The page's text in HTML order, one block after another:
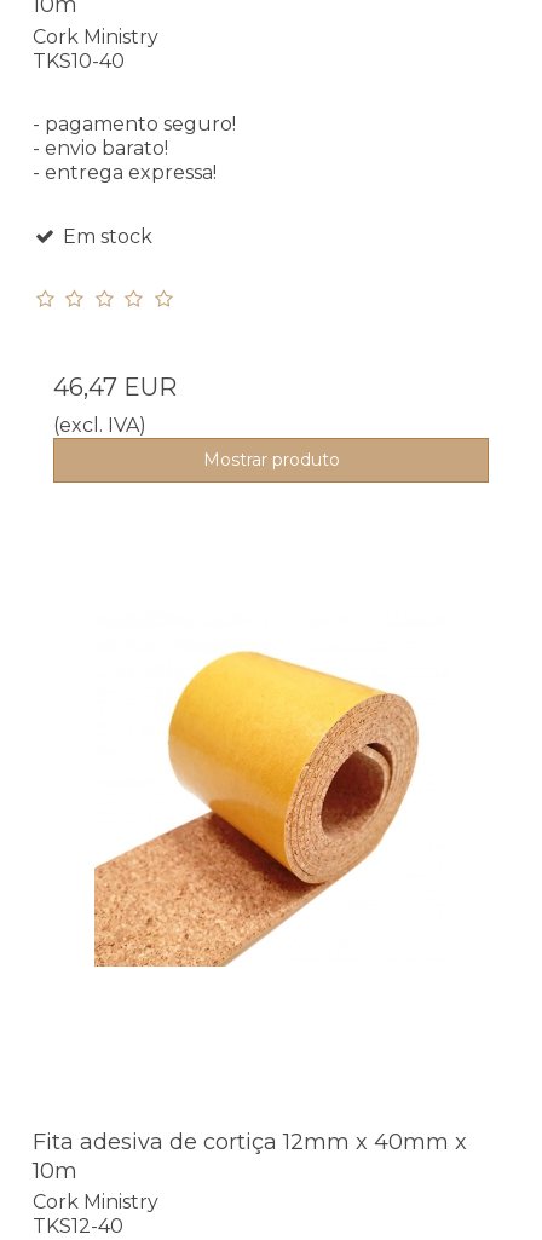
Cork Ministry
TKS10-40
- pagamento seguro!
- envio barato!
- entrega expressa!
Em stock
46,47 EUR
(excl. IVA)
Mostrar produto
Fita adesiva de cortiça 12mm x 40mm x
10m
Cork Ministry
TKS12-40